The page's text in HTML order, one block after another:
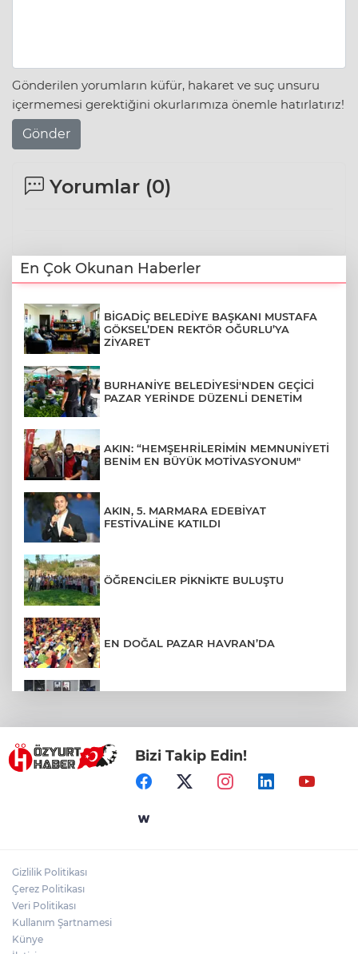
Gönderilen yorumların küfür, hakaret ve suç unsuru
içermemesi gerektiğini okurlarımıza önemle hatırlatırız!
Gönder
Yorumlar (0)
En Çok Okunan Haberler
BİGADİÇ BELEDİYE BAŞKANI MUSTAFA
GÖKSEL’DEN REKTÖR OĞURLU’YA
ZİYARET
BURHANİYE BELEDİYESİ'NDEN GEÇİCİ
PAZAR YERİNDE DÜZENLİ DENETİM
AKIN: “HEMŞEHRİLERİMİN MEMNUNİYETİ
BENİM EN BÜYÜK MOTİVASYONUM"
AKIN, 5. MARMARA EDEBİYAT
FESTİVALİNE KATILDI
ÖĞRENCİLER PİKNİKTE BULUŞTU
EN DOĞAL PAZAR HAVRAN’DA
BURHANİYE’DE ALTYAPI VE ULAŞIM
HAMLESİ
DURSUNBEY OSB YATIRIMCILARIN
Bizi Takip Edin!
Gizlilik Politikası
Çerez Politikası
Veri Politikası
Kullanım Şartnamesi
Künye